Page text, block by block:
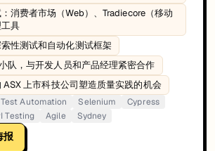
消费者市场（Web）、Tradiecore（移动
具
性测试和自动化测试框架
队，与开发人员和产品经理紧密合作
上市科技公司塑造质量实践的机会
Test Automation Selenium
Cypress
Testing Agile
Sydney
报